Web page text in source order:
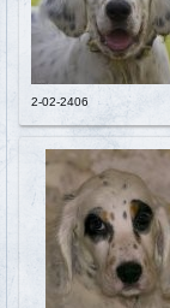
2-02-2406